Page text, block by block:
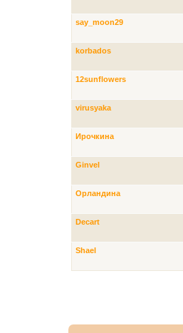
say_moon29
korbados
12sunflowers
virusyaka
Ирочкина
Ginvel
Орландина
Decart
Shael